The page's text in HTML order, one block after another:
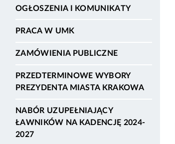
OGŁOSZENIA I KOMUNIKATY
PRACA W UMK
ZAMÓWIENIA PUBLICZNE
PRZEDTERMINOWE WYBORY
PREZYDENTA MIASTA KRAKOWA
NABÓR UZUPEŁNIAJĄCY
ŁAWNIKÓW NA KADENCJĘ 2024-
2027